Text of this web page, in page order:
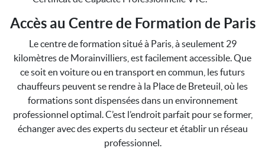
Accès au Centre de Formation de Paris
Le centre de formation situé à Paris, à seulement 29
kilomètres de Morainvilliers, est facilement accessible. Que
ce soit en voiture ou en transport en commun, les futurs
chauffeurs peuvent se rendre à la Place de Breteuil, où les
formations sont dispensées dans un environnement
professionnel optimal. C’est l’endroit parfait pour se former,
échanger avec des experts du secteur et établir un réseau
professionnel.